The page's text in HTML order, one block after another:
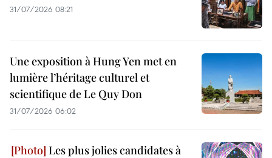
31/07/2026 08:21
Une exposition à Hung Yen met en
lumière l’héritage culturel et
scientifique de Le Quy Don
31/07/2026 06:02
Les plus jolies candidates à